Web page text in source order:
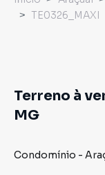
TE0326_MAXI
Terreno à
MG
Condomínio -